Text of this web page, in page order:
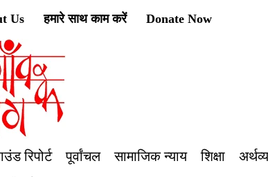
Us हमारे साथ काम करें Donate Now
रिपोर्ट पूर्वांचल सामाजिक न्याय शिक्षा